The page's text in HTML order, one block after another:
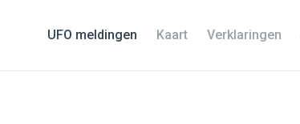
UFO meldingen Kaart Verklaringen